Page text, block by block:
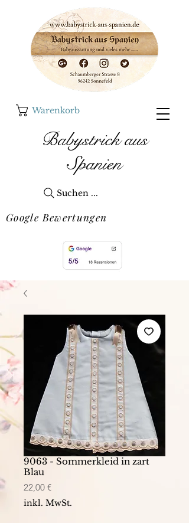
Warenkorb
Babystrick aus
Spanien
Suchen ...
Google Bewertungen
9063 - Sommerkleid in zart
Blau
22,00 €Preis
inkl. MwSt.